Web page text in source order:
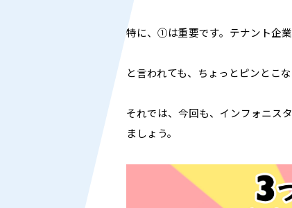
特に、①は重要です。テナント企
と言われても、ちょっとピンとこ
それでは、今回も、インフォニス
ましょう。